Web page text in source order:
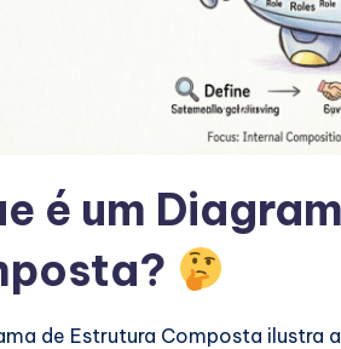
é um
de Estrutura Composta